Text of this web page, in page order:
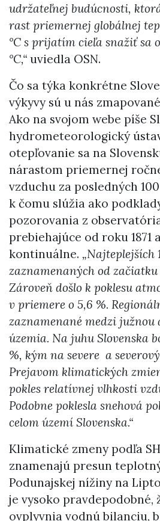
udržateľnej budúcnosti,
rast priemernej globálnej
°C s prijatím cieľa snažiť sa
°C,“ uviedla OSN.
Čo sa týka konkrétne
výkyvy sú u nás
Ako na svojom webe píše
hydrometeorologický
otepľovanie sa na
nárastom priemernej
vzduchu za posledných 100
k čomu slúžia ako
pozorovania z
prebiehajúce od roku 1871
kontinuálne. „Najteplejších
zaznamenaných od
Zároveň došlo k poklesu
v priemere o 5,6 %.
zaznamenané medzi južnou
územia. Na juhu Slovenska
%, kým na severe a
Prejavom klimatických
pokles relatívnej vlhkosti
Podobne poklesla snehová
celom území Slovenska.“
Klimatické zmeny podľa
znamenajú presun
Podunajskej nížiny na
je vysoko pravdepodobné,
ovplyvnia vodnú bilanciu,